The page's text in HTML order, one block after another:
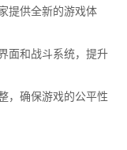
提供全新的游戏体
面和战斗系统，提升
，确保游戏的公平性